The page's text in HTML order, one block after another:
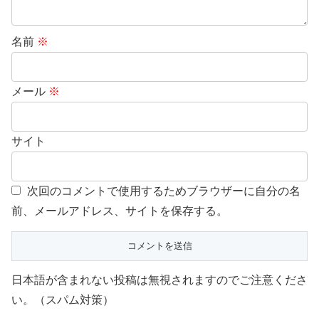
名前 ※
メール ※
サイト
次回のコメントで使用するためブラウザーに自分の名
前、メールアドレス、サイトを保存する。
日本語が含まれない投稿は無視されますのでご注意くださ
い。（スパム対策）